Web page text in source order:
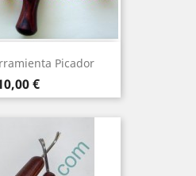
Picador
€